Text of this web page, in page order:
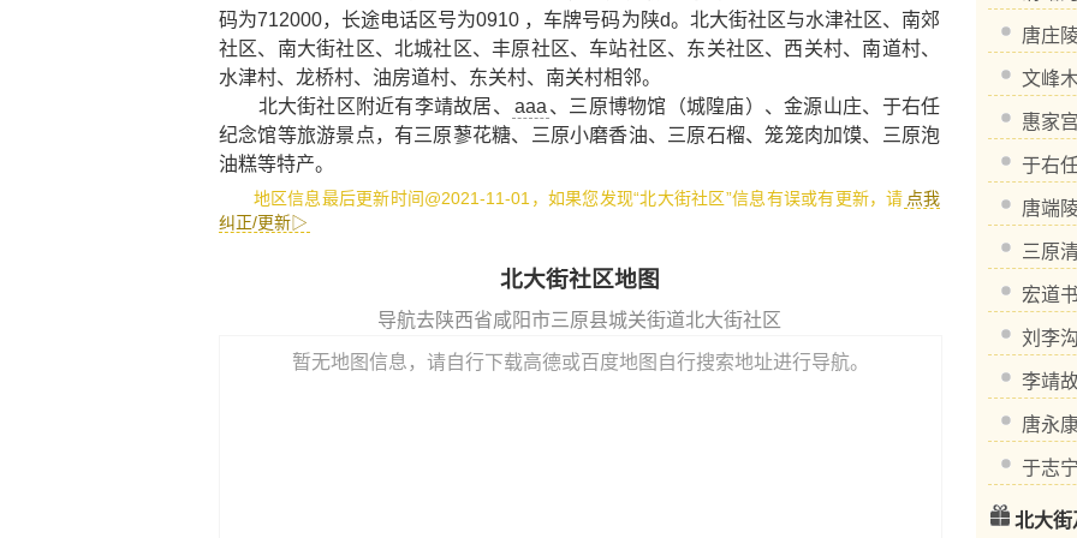
码为712000，长途电话区号为0910 ，车牌号码为陕d。北大街社区与水津社区、南郊
社区、南大街社区、北城社区、丰原社区、车站社区、东关社区、西关村、南道村、
水津村、龙桥村、油房道村、东关村、南关村相邻。
北大街社区附近有李靖故居、 aaa 、 三原博物馆（城隍庙） 、金源山庄、 于右任
纪念馆等旅游景点，有三原蓼花糖、 三原小磨香油、 三原石榴、笼笼肉加馍、
三原泡
油糕等特产。
地区信息最后更新时间@2021-11-01，如果您发现“北大街社区”信息有误或有更新，请 点我
纠正/更新▷
北大街社区地图
导航去陕西省咸阳市三原县城关街道北大街社区
暂无地图信息，请自行下载高德或百度地图自行搜索地址进行导航。
唐庄
文峰
惠家
于右
唐端
三原
宏道
刘李
李靖
唐永
于志
北大街